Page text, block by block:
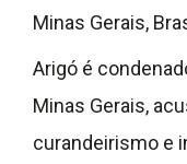
Minas Gerais,
Arigó é
Minas Gerais,
curandeirismo e